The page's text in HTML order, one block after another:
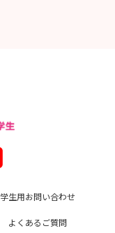
学生用お問い合わせ
よくあるご質問